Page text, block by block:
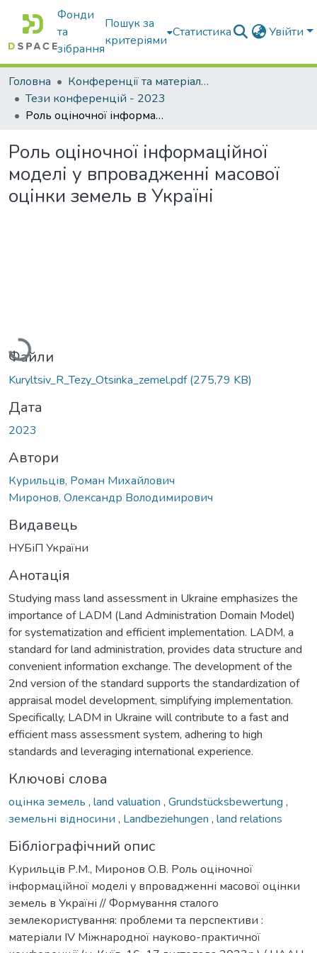
Фонди
та
зібрання
Пошук за
критеріями
Статистика Увійти
Головна
Конференції та матеріали конференцій
Тези конференцій - 2023
Роль оціночної інформаційної моделі у впровадженні масової оцінки земель в Україні
Роль оціночної інформаційної
моделі у впровадженні масової
оцінки земель в Україні
Вантажиться...
Файли
Kuryltsiv_R_Tezy_Otsinka_zemel.pdf(275,79 KB)
Дата
2023
Автори
Курильців, Роман Михайлович
Миронов, Олександр Володимирович
Видавець
НУБіП України
Анотація
Studying mass land assessment in Ukraine emphasizes the
importance of LADM (Land Administration Domain Model)
for systematization and efficient implementation. LADM, a
standard for land administration, provides data structure and
convenient information exchange. The development of the
2nd version of the standard supports the standardization of
appraisal model development, simplifying implementation.
Specifically, LADM in Ukraine will contribute to a fast and
efficient mass assessment system, adhering to high
standards and leveraging international experience.
Ключові слова
оцінка земель , land valuation , Grundstücksbewertung ,
земельні відносини , Landbeziehungen , land relations
Бібліографічний опис
Курильців Р.М., Миронов О.В. Роль оціночної
інформаційної моделі у впровадженні масової оцінки
земель в Україні // Формування сталого
землекористування: проблеми та перспективи :
матеріали ІV Міжнародної науково-практичної